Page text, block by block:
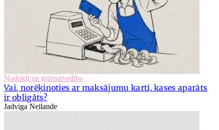
Nodokļi un grāmatvedība
Vai, norēķinoties ar maksājumu karti, kases aparāts
ir obligāts?
Jadviga Neilande